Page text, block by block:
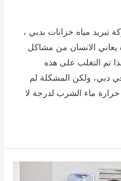
تبريد مياه خزانات بدبي ،
يعاني الانسان من مشاكل
تم التغلب على هذه
دبي، ولكن المشكلة لم
حرارة ماء الشرب لدرجة لا